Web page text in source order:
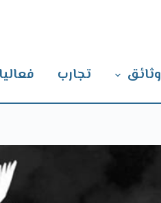
وثائق تجارب